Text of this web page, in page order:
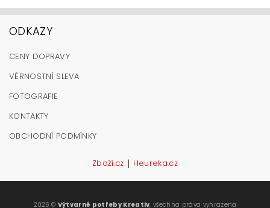
ODKAZY
CENY DOPRAVY
VĚRNOSTNÍ SLEVA
FOTOGRAFIE
KONTAKTY
OBCHODNÍ PODMÍNKY
Zboží.cz | Heureka.cz
2026 © Výtvarné potřeby Kreativ, všechna práva vyhrazena